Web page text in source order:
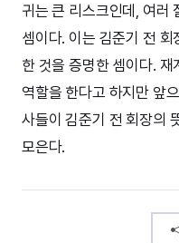
귀는 큰 리스크인데, 여러
셈이다. 이는 김준기 전
한 것을 증명한 셈이다.
역할을 한다고 하지만 앞
사들이 김준기 전 회장의
모은다.